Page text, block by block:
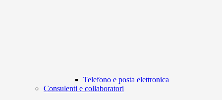
Telefono e posta elettronica
Consulenti e collaboratori